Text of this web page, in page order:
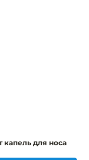
капель для носа